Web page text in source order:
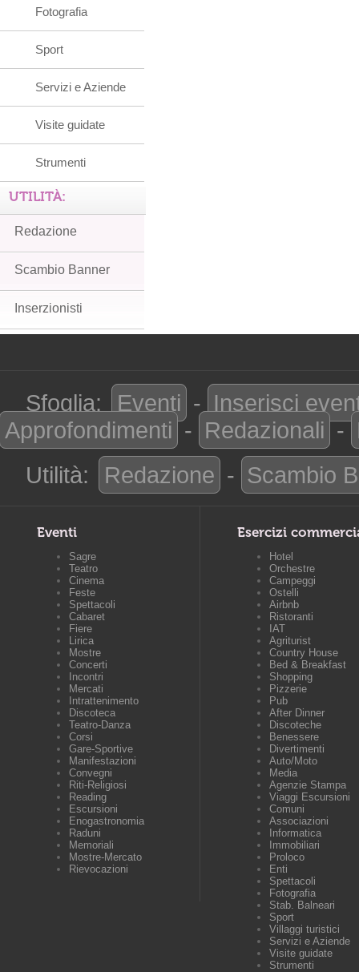
Fotografia
Sport
Servizi e Aziende
Visite guidate
Strumenti
UTILITÀ:
Redazione
Scambio Banner
Inserzionisti
Sfoglia: Eventi - Inserisci
Approfondimenti - Redazionali -
Utilità:
Redazione - Scambio
Eventi
Sagre
Teatro
Cinema
Feste
Spettacoli
Cabaret
Fiere
Lirica
Mostre
Concerti
Incontri
Mercati
Intrattenimento
Discoteca
Teatro-Danza
Corsi
Gare-Sportive
Manifestazioni
Convegni
Riti-Religiosi
Reading
Escursioni
Enogastronomia
Raduni
Memoriali
Mostre-Mercato
Rievocazioni
Esercizi
Hotel
Orchestre
Campeggi
Ostelli
Airbnb
Ristoranti
IAT
Agriturist
Country House
Bed & Breakfast
Shopping
Pizzerie
Pub
After Dinner
Discoteche
Benessere
Divertimenti
Auto/Moto
Media
Agenzie Stampa
Viaggi Escursioni
Comuni
Associazioni
Informatica
Immobiliari
Proloco
Enti
Spettacoli
Fotografia
Stab. Balneari
Sport
Villaggi turistici
Servizi e Aziende
Visite guidate
Strumenti